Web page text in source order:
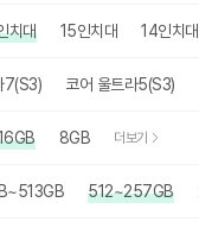
치대 15인치대 14인치대
7(S3) 코어 울트라5(S3)
8GB 더보기
512~257GB